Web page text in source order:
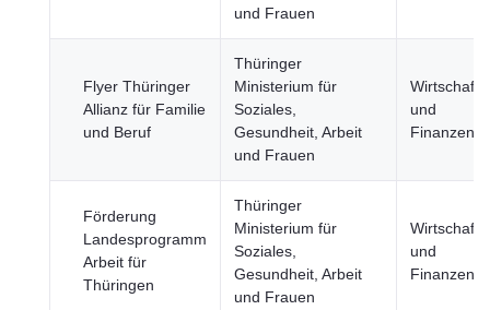
und Frauen
Flyer Thüringer
Allianz für Familie
und Beruf
Thüringer
Ministerium für
Soziales,
Gesundheit, Arbeit
und Frauen
Wirtschaft
und
Finanzen
Förderung
Landesprogramm
Arbeit für
Thüringen
Thüringer
Ministerium für
Soziales,
Gesundheit, Arbeit
und Frauen
Wirtschaft
und
Finanzen